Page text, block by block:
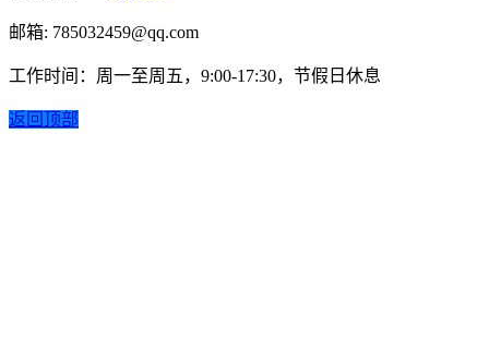
邮箱: 785032459@qq.com
工作时间：周一至周五，9:00-17:30，节假日休息
返回顶部